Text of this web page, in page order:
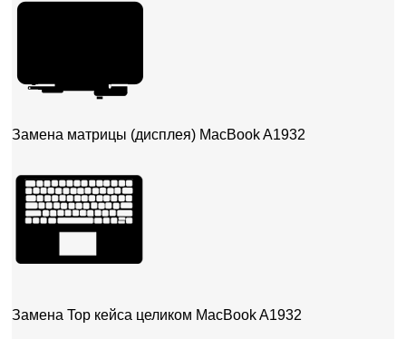
Замена матрицы (дисплея) MacBook A1932
Замена Top кейса целиком MacBook A1932